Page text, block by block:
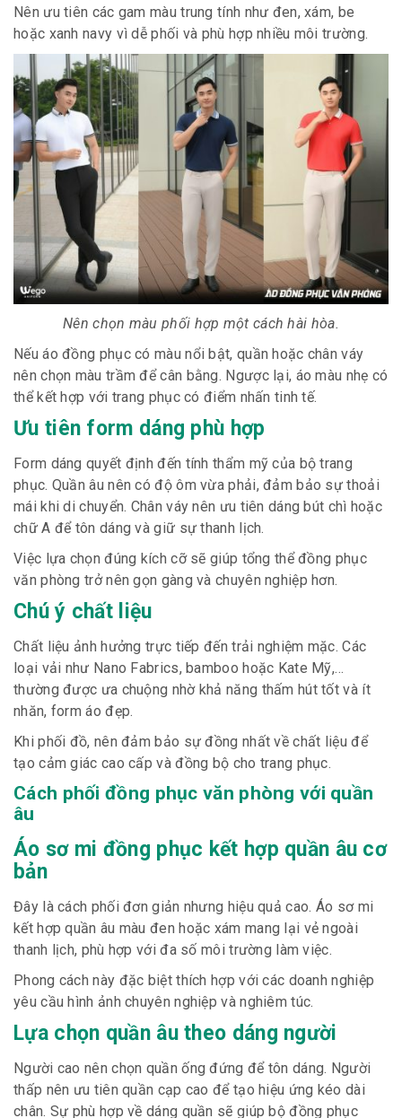
Nên ưu tiên các gam màu trung tính như đen, xám, be
hoặc xanh navy vì dễ phối và phù hợp nhiều môi trường.
Nên chọn màu phối hợp một cách hài hòa.
Nếu áo đồng phục có màu nổi bật, quần hoặc chân váy
nên chọn màu trầm để cân bằng. Ngược lại, áo màu nhẹ có
thể kết hợp với trang phục có điểm nhấn tinh tế.
Ưu tiên form dáng phù hợp
Form dáng quyết định đến tính thẩm mỹ của bộ trang
phục. Quần âu nên có độ ôm vừa phải, đảm bảo sự thoải
mái khi di chuyển. Chân váy nên ưu tiên dáng bút chì hoặc
chữ A để tôn dáng và giữ sự thanh lịch.
Việc lựa chọn đúng kích cỡ sẽ giúp tổng thể đồng phục
văn phòng trở nên gọn gàng và chuyên nghiệp hơn.
Chú ý chất liệu
Chất liệu ảnh hưởng trực tiếp đến trải nghiệm mặc. Các
loại vải như Nano Fabrics, bamboo hoặc Kate Mỹ,…
thường được ưa chuộng nhờ khả năng thấm hút tốt và ít
nhăn, form áo đẹp.
Khi phối đồ, nên đảm bảo sự đồng nhất về chất liệu để
tạo cảm giác cao cấp và đồng bộ cho trang phục.
Cách phối đồng phục văn phòng với quần
âu
Áo sơ mi đồng phục kết hợp quần âu cơ
bản
Đây là cách phối đơn giản nhưng hiệu quả cao. Áo sơ mi
kết hợp quần âu màu đen hoặc xám mang lại vẻ ngoài
thanh lịch, phù hợp với đa số môi trường làm việc.
Phong cách này đặc biệt thích hợp với các doanh nghiệp
yêu cầu hình ảnh chuyên nghiệp và nghiêm túc.
Lựa chọn quần âu theo dáng người
Người cao nên chọn quần ống đứng để tôn dáng. Người
thấp nên ưu tiên quần cạp cao để tạo hiệu ứng kéo dài
chân. Sự phù hợp về dáng quần sẽ giúp bộ đồng phục